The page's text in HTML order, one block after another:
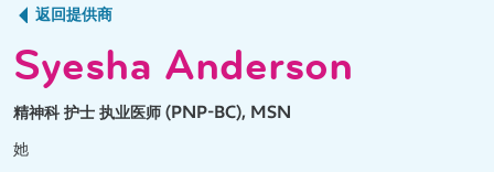
返回提供商
Syesha Anderson
精神科 护士 执业医师 (PNP-BC), MSN
她